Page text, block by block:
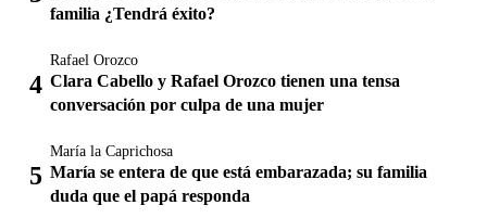
familia ¿Tendrá éxito?
Rafael Orozco
Clara Cabello y Rafael Orozco tienen una tensa
conversación por culpa de una mujer
María la Caprichosa
María se entera de que está embarazada; su familia
duda que el papá responda